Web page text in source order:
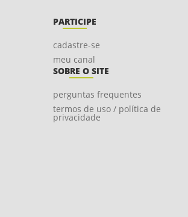
PARTICIPE
cadastre-se
meu canal
SOBRE O SITE
perguntas frequentes
termos de uso / política de
privacidade